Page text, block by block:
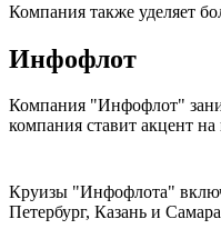
Компания также уделяет
Инфофлот
Компания "Инфофлот"
компания ставит акцент
Круизы "Инфофлота"
Петербург, Казань и